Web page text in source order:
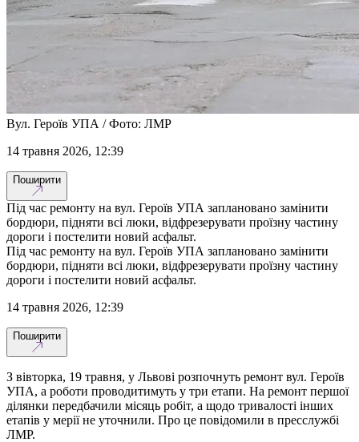
Вул. Героїв УПА / Фото: ЛМР
14 травня 2026, 12:39
Поширити
Під час ремонту на вул. Героїв УПА заплановано замінити
бордюри, підняти всі люки, відфрезерувати проїзну частину
дороги і постелити новий асфальт.
Під час ремонту на вул. Героїв УПА заплановано замінити
бордюри, підняти всі люки, відфрезерувати проїзну частину
дороги і постелити новий асфальт.
14 травня 2026, 12:39
Поширити
З вівторка, 19 травня, у Львові розпочнуть ремонт вул. Героїв
УПА, а роботи проводитимуть у три етапи. На ремонт першої
ділянки передбачили місяць робіт, а щодо тривалості інших
етапів у мерії не уточнили. Про це повідомили в пресслужбі
ЛМР.